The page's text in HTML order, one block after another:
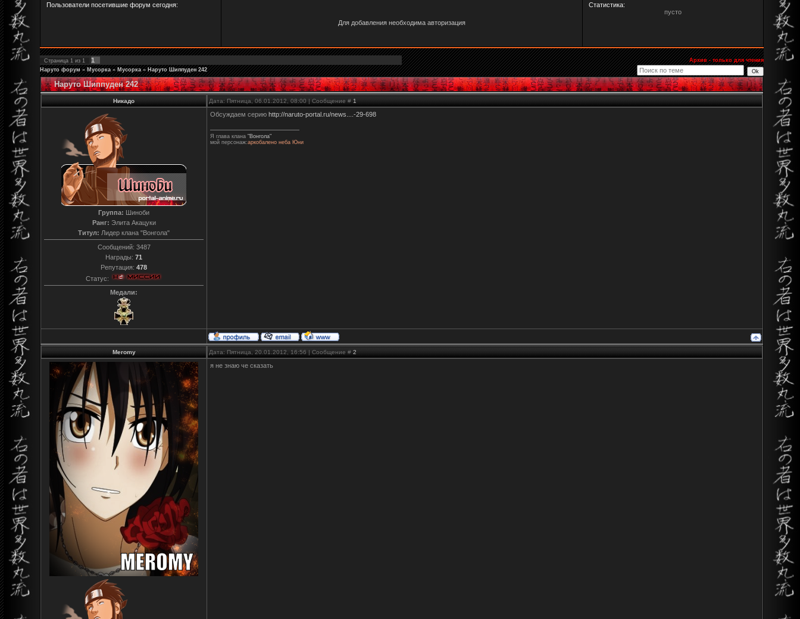
Пользователи посетившие форум сегодня:
Для добавления необходима авторизация
Статистика:
пусто
Страница 1 из 1 1
Архив - только для чтения
Наруто форум » Мусорка » Мусорка » Наруто Шиппуден 242
Наруто Шиппуден 242
Никадо Дата: Пятница, 06.01.2012, 08:00 | Сообщение # 1
Группа: Шиноби
Ранг: Элита Акацуки
Титул: Лидер клана "Вонгола"
Сообщений: 3487
Награды: 71
Репутация: 478
Статус:
Медали:
Обсуждаем серию http://naruto-portal.ru/news....-29-698
Я глава клана "Вонгола"
мой персонаж:аркобалено неба Юни
Meromy Дата: Пятница, 20.01.2012, 16:56 | Сообщение # 2
я не знаю че сказать